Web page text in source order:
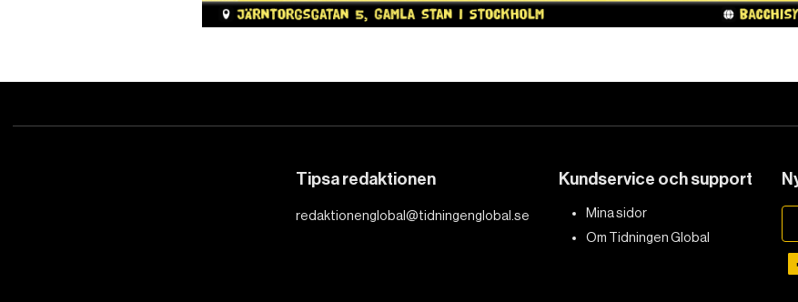
Tipsa redaktionen
redaktionenglobal@tidningenglobal.se
Kundservice och support
Mina sidor
Om Tidningen Global